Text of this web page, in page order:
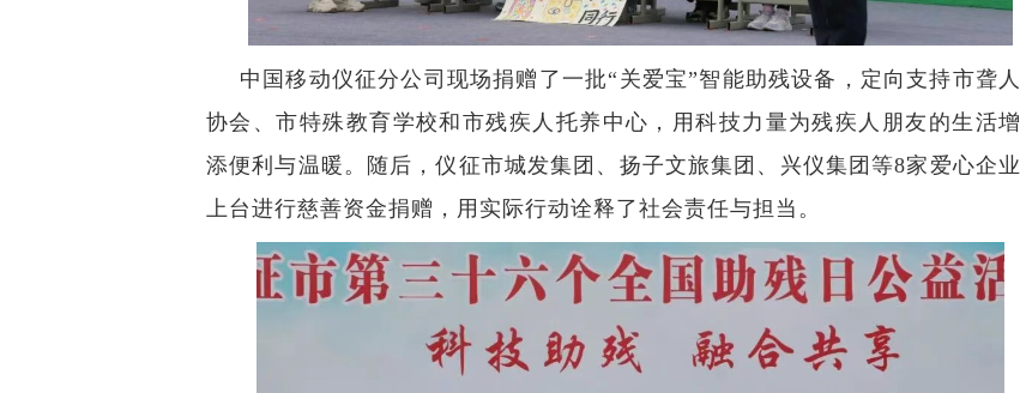
中国移动仪征分公司现场捐赠了一批“关爱宝”智能助残设备，定向支持市聋人
协会、市特殊教育学校和市残疾人托养中心，用科技力量为残疾人朋友的生活增
添便利与温暖。随后，仪征市城发集团、扬子文旅集团、兴仪集团等8家爱心企业
上台进行慈善资金捐赠，用实际行动诠释了社会责任与担当。